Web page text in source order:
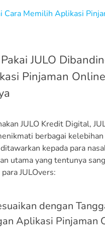
Cara Memilih Aplikasi
JULO
Pinjaman
JULO Kredit Digital,
berbagai kelebihan
kepada para
utama yang tentunya
JULOvers:
dengan
Aplikasi Pinjaman